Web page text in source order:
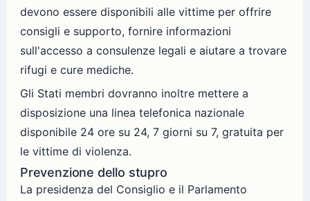
devono essere disponibili alle vittime per offrire
consigli e supporto, fornire informazioni
sull'accesso a consulenze legali e aiutare a trovare
rifugi e cure mediche.
Gli Stati membri dovranno inoltre mettere a
disposizione una linea telefonica nazionale
disponibile 24 ore su 24, 7 giorni su 7, gratuita per
le vittime di violenza.
Prevenzione dello stupro
La presidenza del Consiglio e il Parlamento